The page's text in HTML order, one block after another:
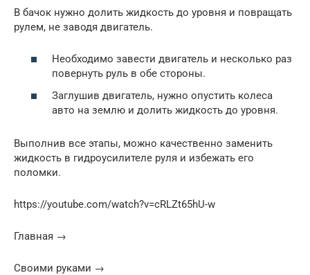
В бачок нужно долить жидкость до уровня и повращать
рулем, не заводя двигатель.
Необходимо завести двигатель и несколько раз
повернуть руль в обе стороны.
Заглушив двигатель, нужно опустить колеса
авто на землю и долить жидкость до уровня.
Выполнив все этапы, можно качественно заменить
жидкость в гидроусилителе руля и избежать его
поломки.
https://youtube.com/watch?v=cRLZt65hU-w
Главная →
Своими руками →